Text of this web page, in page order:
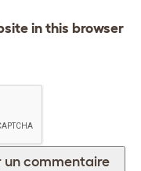
in this browser